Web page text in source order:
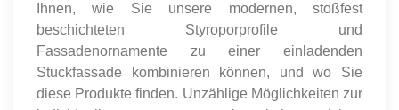
Ihnen, wie Sie unsere modernen, stoßfest
beschichteten Styroporprofile und
Fassadenornamente zu einer einladenden
Stuckfassade kombinieren können, und wo Sie
diese Produkte finden. Unzählige Möglichkeiten zur